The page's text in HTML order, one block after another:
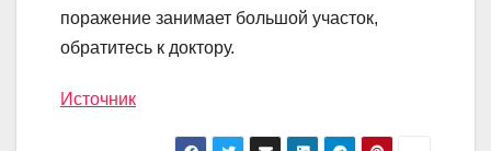
поражение занимает большой участок,
обратитесь к доктору.
Источник